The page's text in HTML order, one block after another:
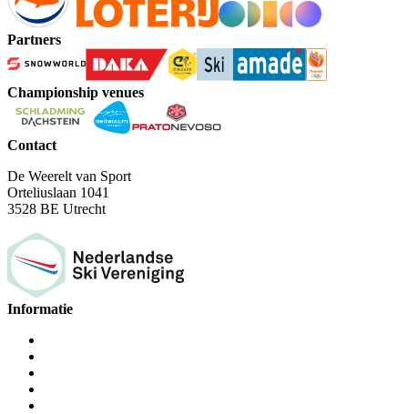
Partners
Championship venues
Contact
De Weerelt van Sport
Orteliuslaan 1041
3528 BE Utrecht
Informatie